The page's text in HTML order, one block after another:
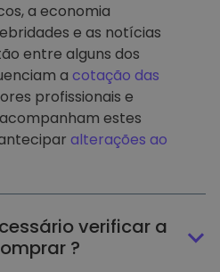
a economia
e as notícias
entre alguns dos
a cotação das
profissionais e
estes
alterações ao
verificar a
?